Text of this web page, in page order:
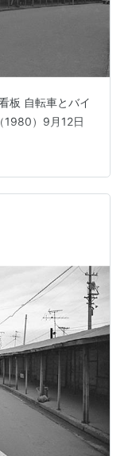
板 自転車とバイ
1980）9月12日